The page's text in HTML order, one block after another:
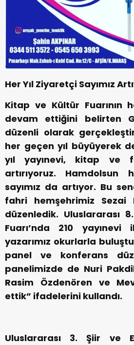
Her Yıl Ziyaretçi Sayımız
Kitap ve Kültür Fuarının
devam ettiğini belirten
düzenli olarak
her geçen yıl büyüyerek
yıl yayınevi, kitap ve
artırıyoruz. Hamdolsun
sayımız da artıyor. Bu
fahri hemşehrimiz Sezai
düzenledik. Uluslararası
Fuarı’nda 210
yazarımız okurlarla
panel ve konferans
panelimizde de Nuri
Rasim Özdenören ve
ettik” ifadelerini kullandı.
Uluslararası 3. Şiir ve